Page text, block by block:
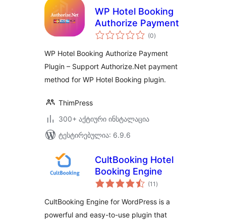
WP Hotel Booking
Authorize Payment
(0საერთო
რეიტინგი
)
WP Hotel Booking Authorize Payment
Plugin – Support Authorize.Net payment
method for WP Hotel Booking plugin.
ThimPress
300+ აქტიური ინსტალაცია
ტესტირებულია: 6.9.6
CultBooking Hotel
Booking Engine
(11 საერთო
რეიტინგი
)
CultBooking Engine for WordPress is a
powerful and easy-to-use plugin that